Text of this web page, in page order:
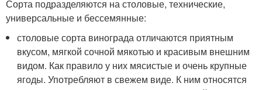
Сорта подразделяются на столовые, технические,
универсальные и бессемянные:
столовые сорта винограда отличаются приятным
вкусом, мягкой сочной мякотью и красивым внешним
видом. Как правило у них мясистые и очень крупные
ягоды. Употребляют в свежем виде. К ним относятся